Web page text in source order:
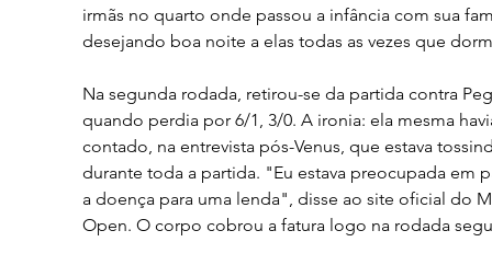
irmãs no quarto onde passou a infância com sua
desejando boa noite a elas todas as vezes que
Na segunda rodada, retirou-se da partida contra
quando perdia por 6/1, 3/0. A ironia: ela mesma
contado, na entrevista pós-Venus, que estava
durante toda a partida. "Eu estava preocupada em
a doença para uma lenda", disse ao site oficial do
Open. O corpo cobrou a fatura logo na rodada